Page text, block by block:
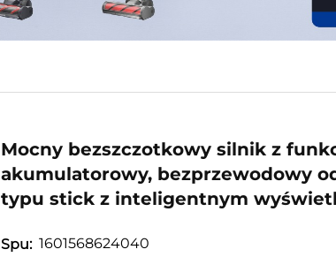
Mocny bezszczotkowy silnik z
akumulatorowy, bezprzewodowy
typu stick z inteligentnym
Spu: 1601568624040